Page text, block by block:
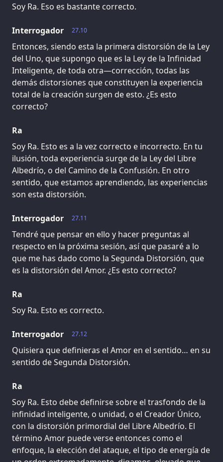
Soy Ra. Eso es bastante correcto.
27.10
Interrogador
Entonces, siendo esta la primera distorsión de la Ley
del Uno, que supongo que es la Ley de la Infinidad
Inteligente, de toda otra—corrección, todas las
demás distorsiones que constituyen la experiencia
total de la creación surgen de esto. ¿Es esto
correcto?
Ra
Soy Ra. Esto es a la vez correcto e incorrecto. En tu
ilusión, toda experiencia surge de la Ley del Libre
Albedrío, o del Camino de la Confusión. En otro
sentido, que estamos aprendiendo, las experiencias
son esta distorsión.
27.11
Interrogador
Tendré que pensar en ello y hacer preguntas al
respecto en la próxima sesión, así que pasaré a lo
que me has dado como la Segunda Distorsión, que
es la distorsión del Amor. ¿Es esto correcto?
Ra
Soy Ra. Esto es correcto.
27.12
Interrogador
Quisiera que definieras el Amor en el sentido… en su
sentido de Segunda Distorsión.
Ra
Soy Ra. Esto debe definirse sobre el trasfondo de la
infinidad inteligente, o unidad, o el Creador Único,
con la distorsión primordial del Libre Albedrío. El
término Amor puede verse entonces como el
enfoque, la elección del ataque, el tipo de energía de